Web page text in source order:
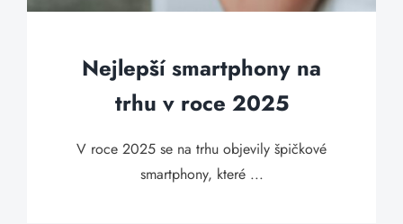
Nejlepší smartphony na
trhu v roce 2025
V roce 2025 se na trhu objevily špičkové
smartphony, které ...